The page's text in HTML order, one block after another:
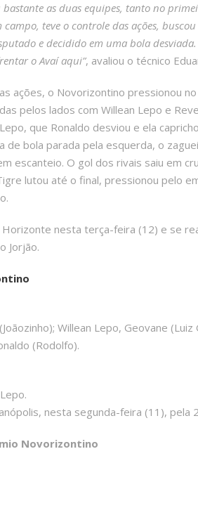
as duas equipes, tanto no
teve o controle das ações,
e decidido em uma bola desviada.
o Avaí aqui”, avaliou o técnico
ações, o Novorizontino pressionou
pelos lados com Willean Lepo e
que Ronaldo desviou e ela
de bola parada pela esquerda, o
escanteio. O gol dos rivais saiu em
lutou até o final, pressionou pelo
nesta terça-feira (12) e se
Jorjão.
Willean Lepo, Geovane
(Rodolfo).
nesta segunda-feira (11), pela
Novorizontino